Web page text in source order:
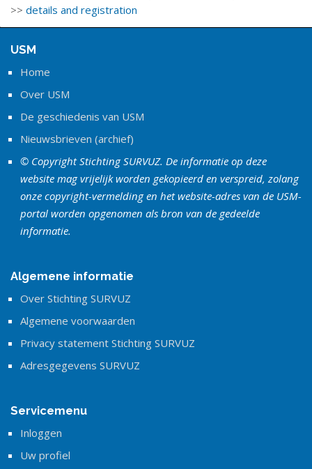
>> details and registration
USM
Home
Over USM
De geschiedenis van USM
Nieuwsbrieven (archief)
© Copyright Stichting SURVUZ. De informatie op deze
website mag vrijelijk worden gekopieerd en verspreid, zolang
onze copyright-vermelding en het website-adres van de USM-
portal worden opgenomen als bron van de gedeelde
informatie.
Algemene informatie
Over Stichting SURVUZ
Algemene voorwaarden
Privacy statement Stichting SURVUZ
Adresgegevens SURVUZ
Servicemenu
Inloggen
Uw profiel